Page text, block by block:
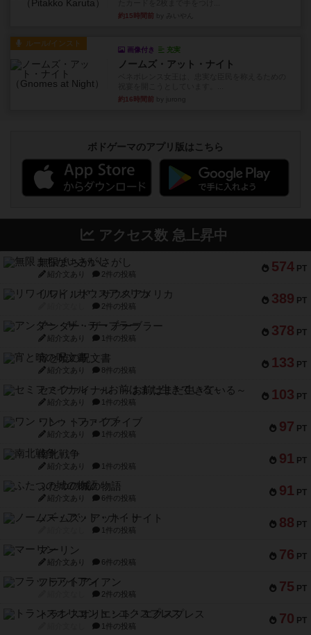
約15時間前
ルール/インスト
画像付き 充実
ノームズ・アット・ナイト
約16時間前
ボドゲーマのアプリ版はこちら
アクセス数 急上昇中
574 PT
無限まちがいさがし
紹介文あり 2件の投稿
389 PT
リワイルド：サウスアメリカ
2件の投稿
378 PT
アンダー・ザ・テーブラー
紹介文あり 1件の投稿
133 PT
宵と暁の呪文書
紹介文あり 8件の投稿
103 PT
セミファイナル ～お前はまだ生きている～
紹介文あり 1件の投稿
97 PT
ワン・トゥ・ファイブ
紹介文あり 1件の投稿
91 PT
南北戦争
紹介文あり 1件の投稿
91 PT
ふたつの城の物語
紹介文あり 6件の投稿
88 PT
ノームズ・アット・ナイト
1件の投稿
76 PT
マーリン
紹介文あり 6件の投稿
75 PT
フラットアイアン
2件の投稿
70 PT
トランスオリエント・エクスプレス
1件の投稿